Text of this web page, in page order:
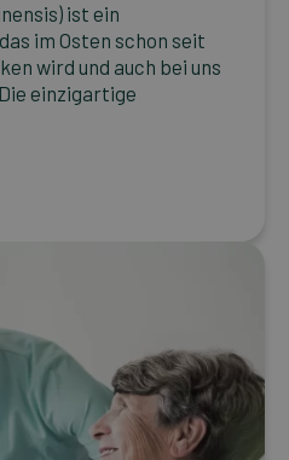
ist ein
im Osten schon seit
wird und auch bei uns
einzigartige